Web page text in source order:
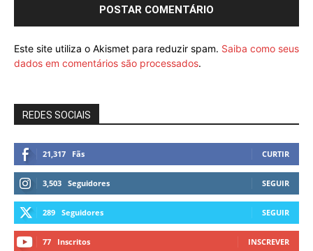
Este site utiliza o Akismet para reduzir spam. Saiba como seus
dados em comentários são processados.
REDES SOCIAIS
21,317 Fãs CURTIR
3,503 Seguidores SEGUIR
289 Seguidores SEGUIR
77 Inscritos INSCREVER